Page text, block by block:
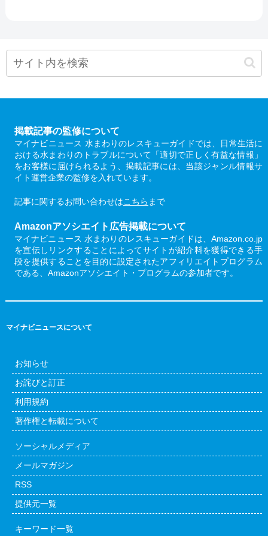
掲載記事の監修について
マイナビニュース 水まわりのレスキューガイドでは、日常生活に
おける水まわりのトラブルについて「適切で正しく有益な情報」
をお客様に届けられるよう、掲載記事には、当該ジャンル情報サ
イト運営企業の監修を入れています。
記事に関するお問い合わせはこちら まで
Amazonアソシエイト広告掲載について
マイナビニュース 水まわりのレスキューガイドは、Amazon.co.jp
を宣伝しリンクすることによってサイトが紹介料を獲得できる手
段を提供することを目的に設定されたアフィリエイトプログラム
である、Amazonアソシエイト・プログラムの参加者です。
マイナビニュースについて
お知らせ
お詫びと訂正
利用規約
著作権と転載について
ソーシャルメディア
メールマガジン
RSS
提供元一覧
キーワード一覧